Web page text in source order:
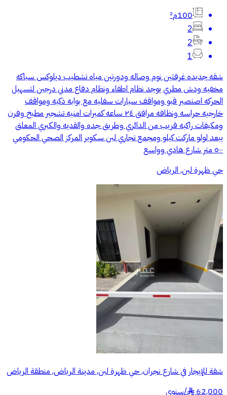
100م²
2
2
1
شقه جديده غرفتين نوم وصاله ودورتين مياه تشطيب ديلوكس سباكه
مخفيه ودش مطري يوجد نظام اطفاء ونظام دفاع مدني درجين لتسهيل
الحركه اصنصير قبو ومواقف سيارات سفليه مع بوابه ذكيه ومواقف
خارجيه حراسه ونظافه مرافق ٢٤ ساعه كميرات امنيه تشجير مطبخ وفرن
ومكيفات راكبه قريب من الدائري وطريق جده والقديه والكبري المعلق
يبعد لولو ماركت كيلو ومجمع تجاري لبن سكوير المركز الصحي الحكومي
٥٠٠ متر شارع هادي وواسع
حي ظهرة لبن, الرياض
شقة للإيجار في شارع نجران, حي ظهرة لبن, مدينة الرياض, منطقة الرياض
62,000
§
/سنوي